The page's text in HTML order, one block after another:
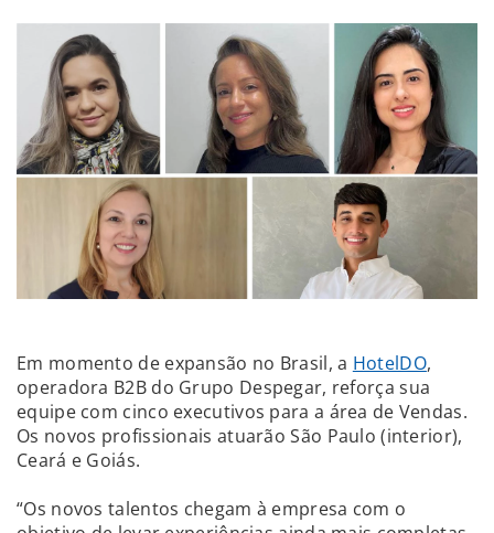
Em momento de expansão no Brasil, a HotelDO,
operadora B2B do Grupo Despegar, reforça sua
equipe com cinco executivos para a área de Vendas.
Os novos profissionais atuarão São Paulo (interior),
Ceará e Goiás.
“Os novos talentos chegam à empresa com o